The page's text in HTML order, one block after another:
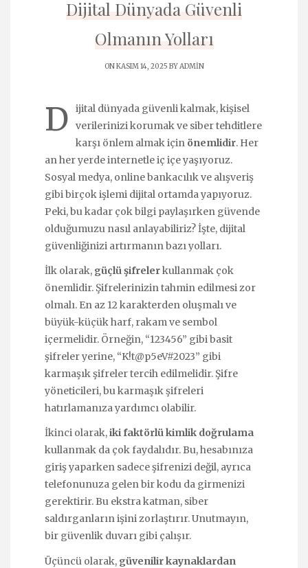
Dijital Dünyada Güvenli
Olmanın Yolları
ON KASIM 14, 2025 BYADMIN
D
ijital dünyada güvenli kalmak, kişisel
verilerinizi korumak ve siber tehditlere
karşı önlem almak için önemlidir. Her
an her yerde internetle iç içe yaşıyoruz.
Sosyal medya, online bankacılık ve alışveriş
gibi birçok işlemi dijital ortamda yapıyoruz.
Peki, bu kadar çok bilgi paylaşırken güvende
olduğumuzu nasıl anlayabiliriz? İşte, dijital
güvenliğinizi artırmanın bazı yolları.
İlk olarak, güçlü şifrelerkullanmak çok
önemlidir. Şifrelerinizin tahmin edilmesi zor
olmalı. En az 12 karakterden oluşmalı ve
büyük-küçük harf, rakam ve sembol
içermelidir. Örneğin, “123456” gibi basit
şifreler yerine, “K!t@p5eV#2023” gibi
karmaşık şifreler tercih edilmelidir. Şifre
yöneticileri, bu karmaşık şifreleri
hatırlamanıza yardımcı olabilir.
İkinci olarak,iki faktörlü kimlik doğrulama
kullanmak da çok faydalıdır. Bu, hesabınıza
giriş yaparken sadece şifrenizi değil, ayrıca
telefonunuza gelen bir kodu da girmenizi
gerektirir. Bu ekstra katman, siber
saldırganların işini zorlaştırır. Unutmayın,
bir güvenlik duvarı gibi çalışır.
Üçüncü olarak, güvenilir kaynaklardan